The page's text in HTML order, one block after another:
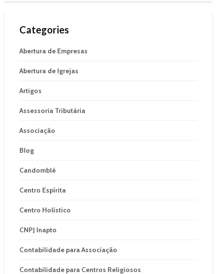
Categories
Abertura de Empresas
Abertura de Igrejas
Artigos
Assessoria Tributária
Associação
Blog
Candomblé
Centro Espírita
Centro Holístico
CNPJ Inapto
Contabilidade para Associação
Contabilidade para Centros Religiosos